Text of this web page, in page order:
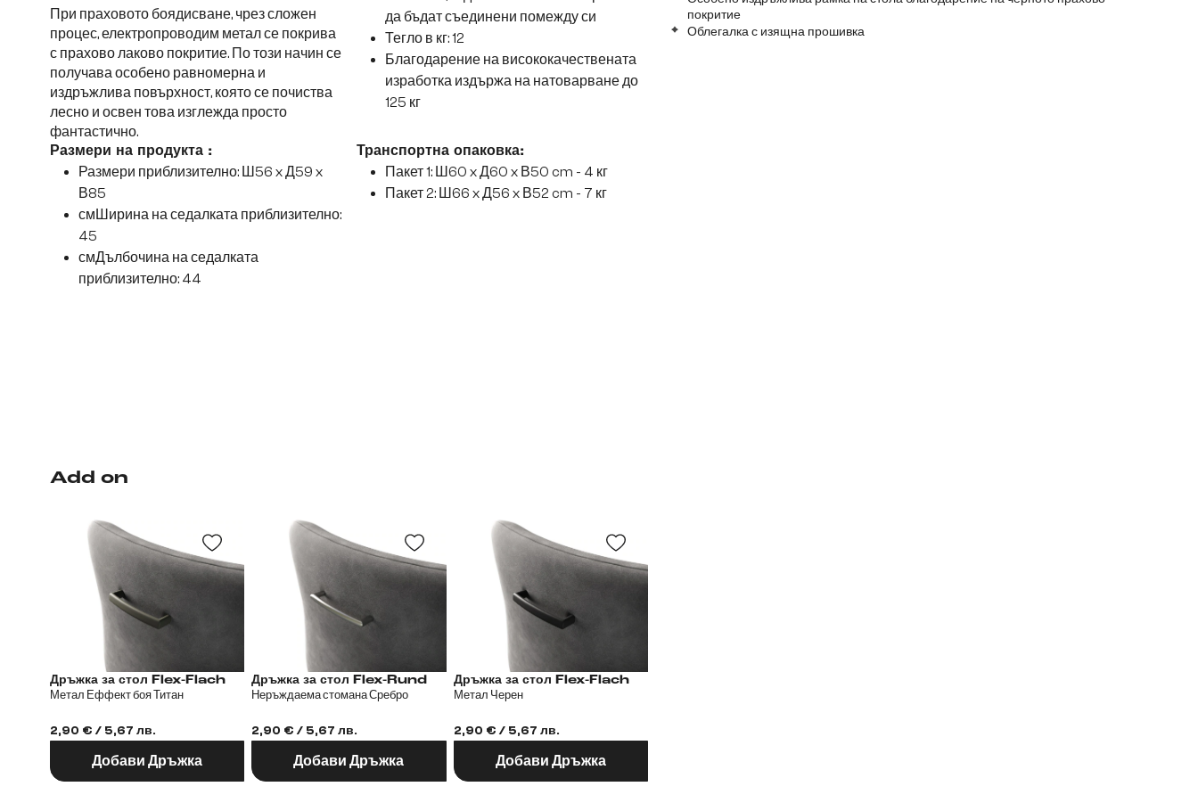
покритие
Облегалка с изящна прошивка
При праховото боядисване, чрез сложен
процес, електропроводим метал се покрива
с прахово лаково покритие. По този начин се
получава особено равномерна и
издръжлива повърхност, която се почиства
лесно и освен това изглежда просто
фантастично.
Размери на продукта :
Размери приблизително: Ш56 x Д59 x
В85
смШирина на седалката приблизително:
45
смДълбочина на седалката
приблизително: 44
да бъдат съединени помежду си
Тегло в кг: 12
Благодарение на висококачествената
изработка издържа на натоварване до
125 кг
Транспортна опаковка:
Пакет 1: Ш60 x Д60 x В50 cm - 4 кг
Пакет 2: Ш66 x Д56 x В52 cm - 7 кг
Add on
Дръжка за стол Flex-Flach
Метал Еффект боя Титан
2,90 € / 5,67 лв.
Добави Дръжка
Дръжка за стол Flex-Rund
Неръждаема стомана Сребро
2,90 € / 5,67 лв.
Добави Дръжка
Дръжка за стол Flex-Flach
Метал Черен
2,90 € / 5,67 лв.
Добави Дръжка